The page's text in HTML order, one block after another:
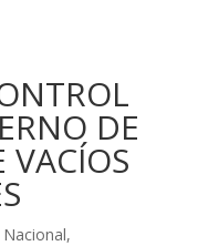
DE
VACÍOS
Nacional,